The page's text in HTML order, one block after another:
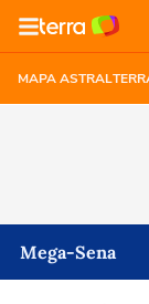
MAPA ASTRAL
Mega-Sena